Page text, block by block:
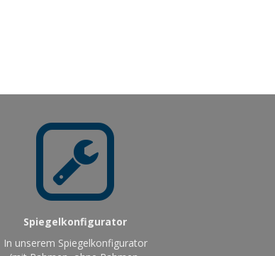
Spiegelkonfigurator
In unserem Spiegelkonfigurator